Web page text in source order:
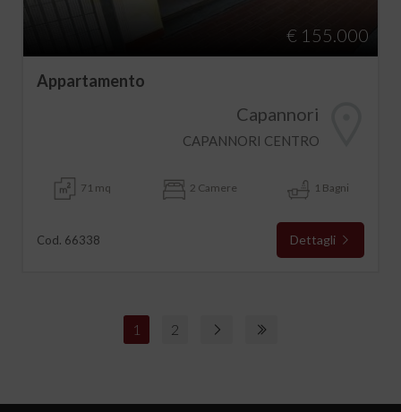
€ 155.000
Appartamento
Capannori
CAPANNORI CENTRO
71 mq 2 Camere 1 Bagni
Cod. 66338 Dettagli
1 2